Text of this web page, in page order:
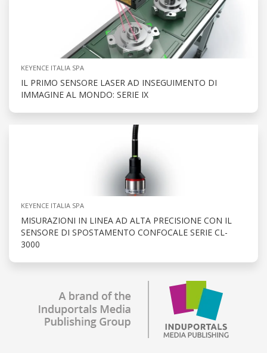
KEYENCE ITALIA SPA
IL PRIMO SENSORE LASER AD INSEGUIMENTO DI
IMMAGINE AL MONDO: SERIE IX
KEYENCE ITALIA SPA
MISURAZIONI IN LINEA AD ALTA PRECISIONE CON IL
SENSORE DI SPOSTAMENTO CONFOCALE SERIE CL-
3000